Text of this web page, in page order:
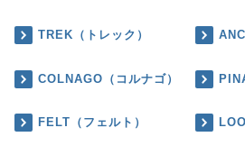
TREK（トレック）
COLNAGO（コルナゴ）
FELT（フェルト）